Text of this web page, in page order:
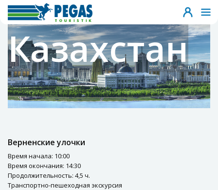
Казахстан
Верненские улочки
Время начала: 10:00
Время окончания: 14:30
Продолжительность: 4,5 ч.
Транспортно-пешеходная экскурсия